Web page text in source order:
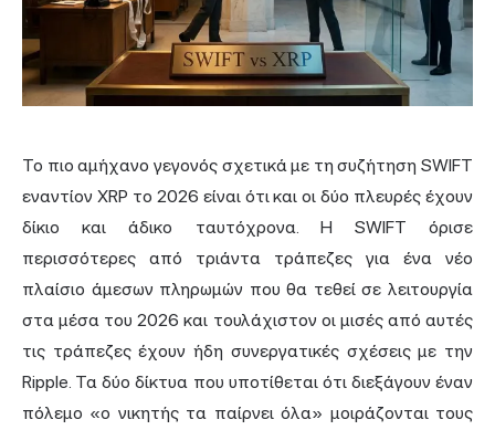
Το πιο αμήχανο γεγονός σχετικά με τη συζήτηση SWIFT
εναντίον XRP το 2026 είναι ότι και οι δύο πλευρές έχουν
δίκιο και άδικο ταυτόχρονα. Η SWIFT όρισε
περισσότερες από τριάντα τράπεζες για ένα νέο
πλαίσιο άμεσων πληρωμών που θα τεθεί σε λειτουργία
στα μέσα του 2026 και τουλάχιστον οι μισές από αυτές
τις τράπεζες έχουν ήδη συνεργατικές σχέσεις με την
Ripple. Τα δύο δίκτυα που υποτίθεται ότι διεξάγουν έναν
πόλεμο «ο νικητής τα παίρνει όλα» μοιράζονται τους